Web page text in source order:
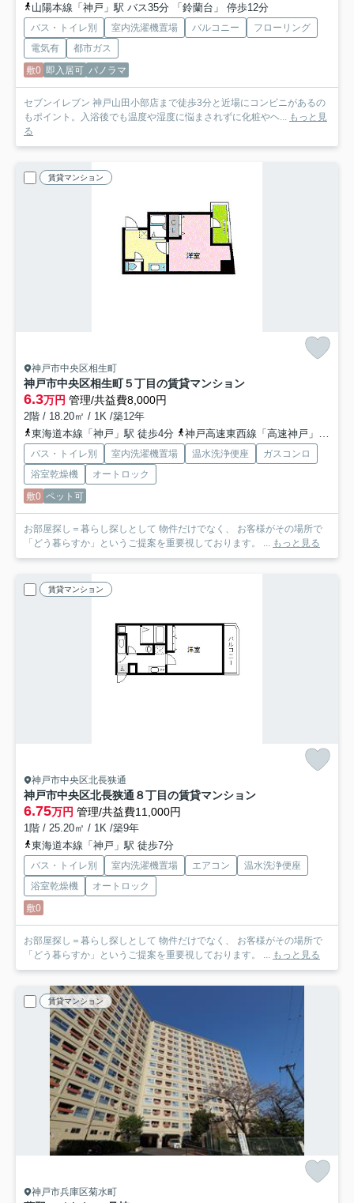
山陽本線「神戸」駅 バス35分 「鈴蘭台」 停歩12分
バス・トイレ別 室内洗濯機置場 バルコニー
フローリング
電気有
都市ガス
敷0 即入居可 パノラマ
セブンイレブン 神戸山田小部店まで徒歩3分と近場にコンビニがあるの
もポイント。入浴後でも温度や湿度に悩まされずに化粧やヘ... もっと見
る
賃貸マンション
神戸市中央区相生町
神戸市中央区相生町５丁目の賃貸マンション
6.3万円 管理/共益費8,000円
2階 / 18.20㎡ / 1K /築12年
東海道本線「神戸」駅 徒歩4分
神戸高速東西線「高速神戸」駅 徒歩5分
バス・トイレ別 室内洗濯機置場 温水洗浄便座
ガスコンロ
浴室乾燥機
オートロック
敷0 ペット可
お部屋探し＝暮らし探しとして 物件だけでなく、 お客様がその場所で
「どう暮らすか」というご提案を重要視しております。 ... もっと見る
賃貸マンション
神戸市中央区北長狭通
神戸市中央区北長狭通８丁目の賃貸マンション
6.75万円 管理/共益費11,000円
1階 / 25.20㎡ / 1K /築9年
東海道本線「神戸」駅 徒歩7分
バス・トイレ別 室内洗濯機置場 エアコン
温水洗浄便座
浴室乾燥機
オートロック
敷0
お部屋探し＝暮らし探しとして 物件だけでなく、 お客様がその場所で
「どう暮らすか」というご提案を重要視しております。 ... もっと見る
賃貸マンション
神戸市兵庫区菊水町